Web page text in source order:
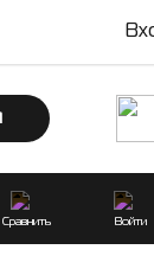
Сравнить Войти